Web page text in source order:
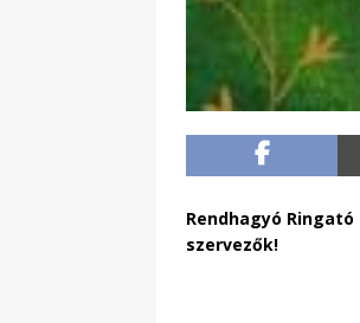
Rendhagyó
szervezők!